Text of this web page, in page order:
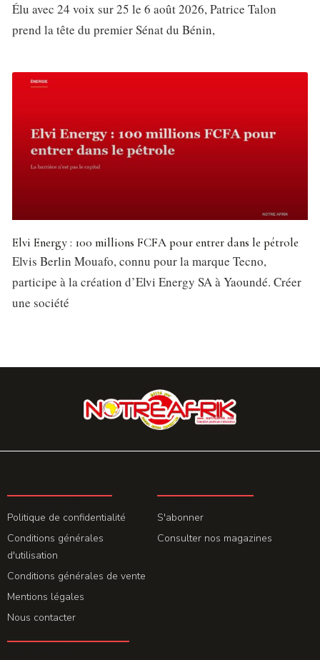
Élu avec 24 voix sur 25 le 6 août 2026, Patrice Talon
prend la tête du premier Sénat du Bénin,
Elvi Energy : 100 millions FCFA pour entrer dans le pétrole
Elvis Berlin Mouafo, connu pour la marque Tecno,
participe à la création d’Elvi Energy SA à Yaoundé. Créer
une société
Politique de confidentialité
Conditions générales
d'utilisation
Conditions générales de vente
Mentions légales
Nous contacter
S'abonner
Consulter nos magazines